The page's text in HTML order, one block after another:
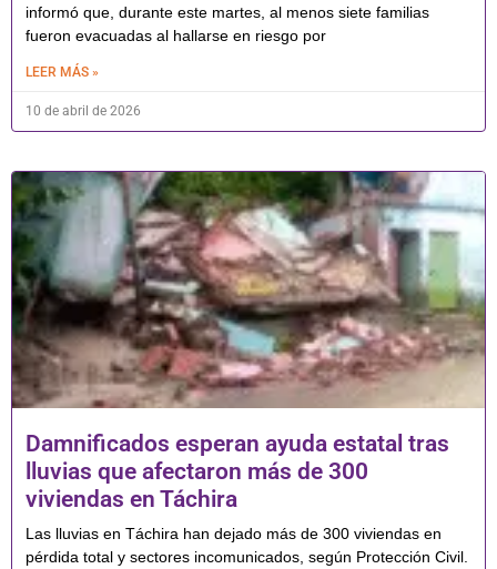
informó que, durante este martes, al menos siete familias
fueron evacuadas al hallarse en riesgo por
LEER MÁS »
10 de abril de 2026
Damnificados esperan ayuda estatal tras
lluvias que afectaron más de 300
viviendas en Táchira
Las lluvias en Táchira han dejado más de 300 viviendas en
pérdida total y sectores incomunicados, según Protección Civil.